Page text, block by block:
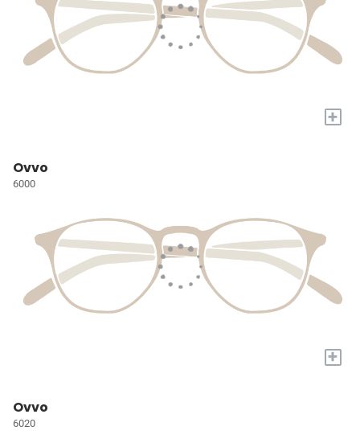
+
Ovvo
6000
+
Ovvo
6020